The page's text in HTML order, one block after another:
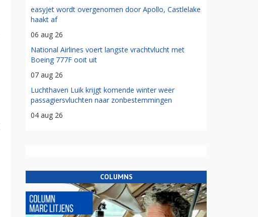
easyJet wordt overgenomen door Apollo, Castlelake
haakt af
06 aug 26
National Airlines voert langste vrachtvlucht met
Boeing 777F ooit uit
07 aug 26
Luchthaven Luik krijgt komende winter weer
passagiersvluchten naar zonbestemmingen
04 aug 26
COLUMNS